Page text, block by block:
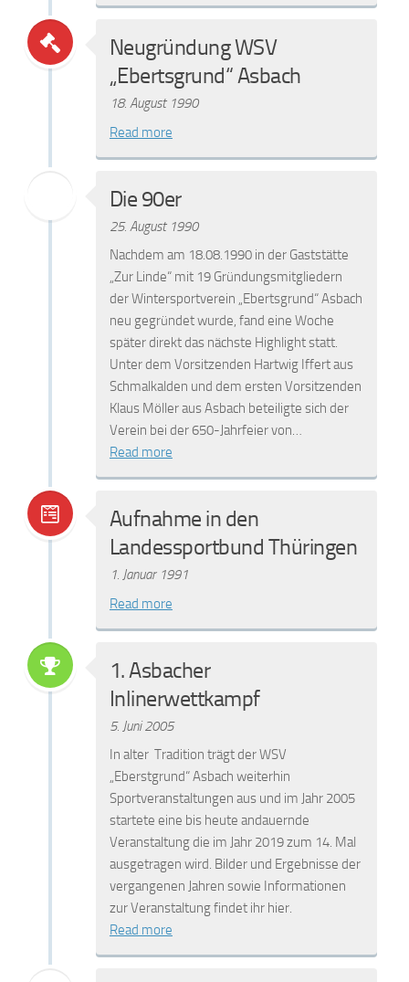
Neugründung WSV
„Ebertsgrund“ Asbach
18. August 1990
Read more
Die 90er
25. August 1990
Nachdem am 18.08.1990 in der Gaststätte
„Zur Linde“ mit 19 Gründungsmitgliedern
der Wintersportverein „Ebertsgrund“ Asbach
neu gegründet wurde, fand eine Woche
später direkt das nächste Highlight statt.
Unter dem Vorsitzenden Hartwig Iffert aus
Schmalkalden und dem ersten Vorsitzenden
Klaus Möller aus Asbach beteiligte sich der
Verein bei der 650-Jahrfeier von…
Read more
Aufnahme in den
Landessportbund Thüringen
1. Januar 1991
Read more
1. Asbacher
Inlinerwettkampf
5. Juni 2005
In alter Tradition trägt der WSV
„Eberstgrund“ Asbach weiterhin
Sportveranstaltungen aus und im Jahr 2005
startete eine bis heute andauernde
Veranstaltung die im Jahr 2019 zum 14. Mal
ausgetragen wird. Bilder und Ergebnisse der
vergangenen Jahren sowie Informationen
zur Veranstaltung findet ihr hier.
Read more